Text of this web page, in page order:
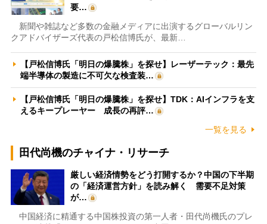
要…
新聞や雑誌など多数の金融メディアに出演するグローバルリン
クアドバイザーズ代表の戸松信博氏が、最新…
【戸松信博氏「明日の爆騰株」を探せ】レーザーテック：最先
端半導体の製造に不可欠な検査装…
【戸松信博氏「明日の爆騰株」を探せ】TDK：AIインフラを支
えるキープレーヤー 成長の再評…
一覧を見る
田代尚機のチャイナ・リサーチ
厳しい経済情勢をどう打開するか？中国の下半期
の「経済運営方針」を読み解く 需要不足対策
が…
中国経済に精通する中国株投資の第一人者・田代尚機氏のプレ